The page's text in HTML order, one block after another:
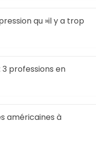
qu »il y a trop
professions en
américaines à